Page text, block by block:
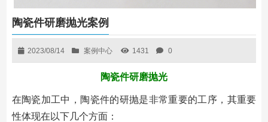
陶瓷件研磨抛光案例
2023/08/14 案例中心 1431 0
陶瓷件研磨抛光
在陶瓷加工中，陶瓷件的研抛是非常重要的工序，其重要
性体现在以下几个方面：